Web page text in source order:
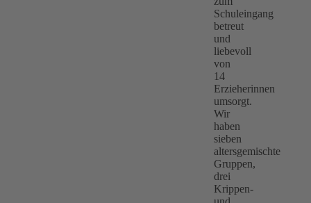
Schuleingang
betreut
und
liebevoll
von
14
Erzieherinnen
umsorgt.
Wir
haben
sieben
altersgemischte
Gruppen,
drei
Krippen-